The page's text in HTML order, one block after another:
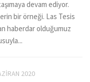
devam ediyor.
bir örneği. Las Tesis
haberdar olduğumuz
2020